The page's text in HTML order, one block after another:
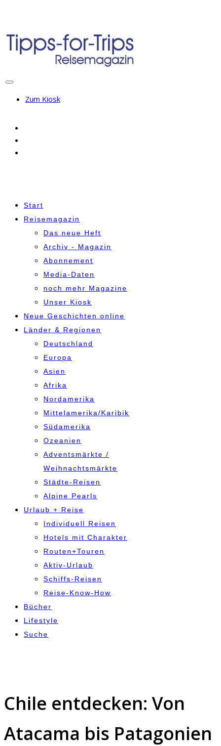
Zum Kiosk
Start
Reisemagazin
Das neue Heft
Archiv - Magazin
Abonnement
Media-Daten
noch mehr Magazine
Unser Kiosk
Neue Geschichten online
Länder & Regionen
Deutschland
Europa
Asien
Afrika
Nordamerika
Mittelamerika/Karibik
Südamerika
Ozeanien
Adventsmärkte /
Weihnachtsmärkte
Städte-Reisen
Alpine Pearls
Urlaub + Reise
Individuell Reisen
Hotels mit Charakter
Routen+Touren
Aktiv-Urlaub
Schiffs-Reisen
Reise-Know-How
Bücher
Lifestyle
Suche
Chile entdecken: Von
Atacama bis Patagonien